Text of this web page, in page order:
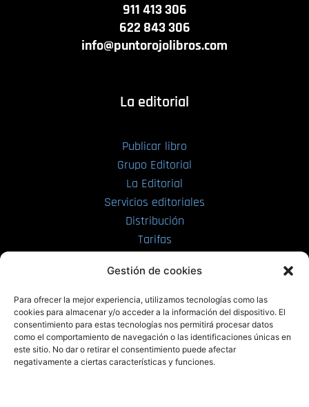
Gestión de cookies
Para ofrecer la mejor experiencia, utilizamos tecnologías como las
cookies para almacenar y/o acceder a la información del dispositivo. El
consentimiento para estas tecnologías nos permitirá procesar datos
como el comportamiento de navegación o las identificaciones únicas en
este sitio. No dar o retirar el consentimiento puede afectar
negativamente a ciertas características y funciones.
911 413 306
622 843 306
info@puntorojolibros.com
La editorial
Publicar libro
Grupo Editorial
La Editorial
Servicios editoriales
Distribución
Tarifas
PRL | Films
PRL | Play
PRL | LAB